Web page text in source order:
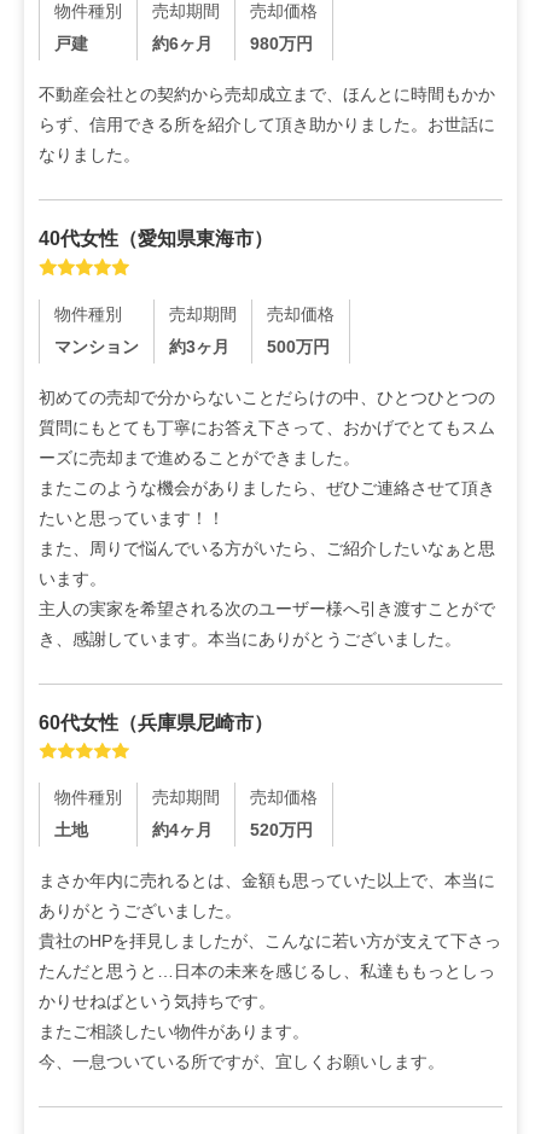
物件種別
戸建
売却期間
約6ヶ月
売却価格
980万円
不動産会社との契約から売却成立まで、ほんとに時間もかか
らず、信用できる所を紹介して頂き助かりました。お世話に
なりました。
40代女性 （愛知県東海市）
物件種別
マンション
売却期間
約3ヶ月
売却価格
500万円
初めての売却で分からないことだらけの中、ひとつひとつの
質問にもとても丁寧にお答え下さって、おかげでとてもスム
ーズに売却まで進めることができました。
またこのような機会がありましたら、ぜひご連絡させて頂き
たいと思っています！！
また、周りで悩んでいる方がいたら、ご紹介したいなぁと思
います。
主人の実家を希望される次のユーザー様へ引き渡すことがで
き、感謝しています。本当にありがとうございました。
60代女性 （兵庫県尼崎市）
物件種別
土地
売却期間
約4ヶ月
売却価格
520万円
まさか年内に売れるとは、金額も思っていた以上で、本当に
ありがとうございました。
貴社のHPを拝見しましたが、こんなに若い方が支えて下さっ
たんだと思うと…日本の未来を感じるし、私達ももっとしっ
かりせねばという気持ちです。
またご相談したい物件があります。
今、一息ついている所ですが、宜しくお願いします。